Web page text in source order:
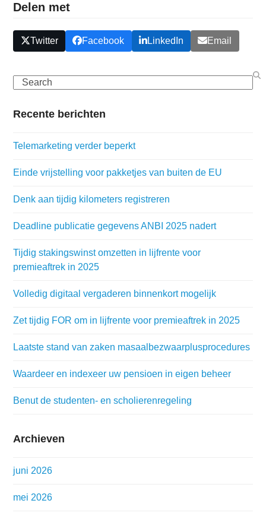
Delen met
Twitter Facebook LinkedIn Email
Search
Recente berichten
Telemarketing verder beperkt
Einde vrijstelling voor pakketjes van buiten de EU
Denk aan tijdig kilometers registreren
Deadline publicatie gegevens ANBI 2025 nadert
Tijdig stakingswinst omzetten in lijfrente voor
premieaftrek in 2025
Volledig digitaal vergaderen binnenkort mogelijk
Zet tijdig FOR om in lijfrente voor premieaftrek in 2025
Laatste stand van zaken masaalbezwaarplusprocedures
Waardeer en indexeer uw pensioen in eigen beheer
Benut de studenten- en scholierenregeling
Archieven
juni 2026
mei 2026